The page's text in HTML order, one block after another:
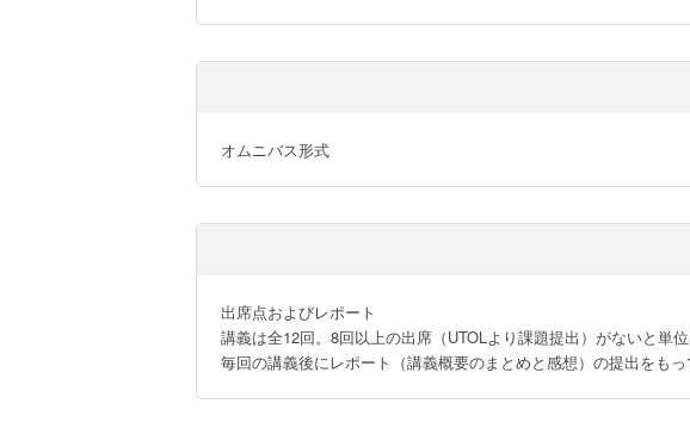
オムニバス形式
出席点およびレポート
講義は全12回。8回以上の出席（UTOLより課題提出）がないと単位
毎回の講義後にレポート（講義概要のまとめと感想）の提出をも